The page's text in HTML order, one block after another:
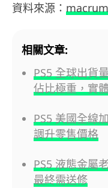
資料來源：
相關文章:
PS5 全球出貨
佔比極重，實
PS5 美國全線
調升零售價格
PS5 液態金屬
最終需送修